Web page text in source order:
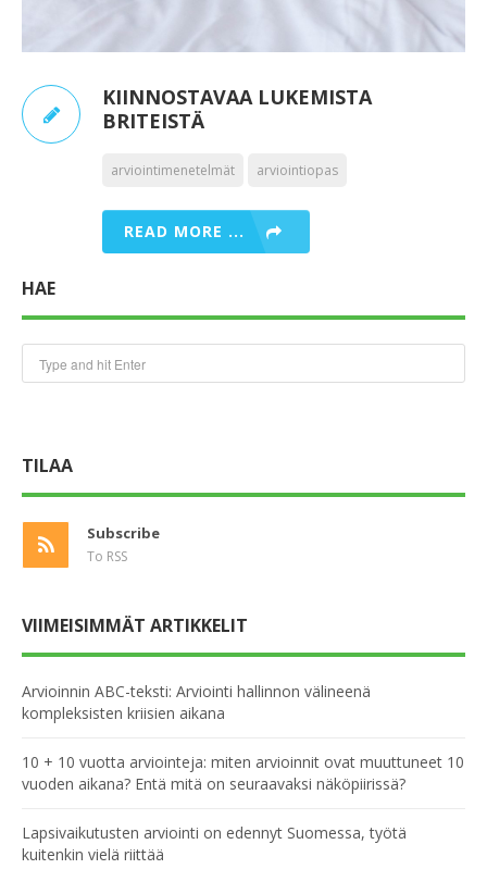
KIINNOSTAVAA LUKEMISTA
BRITEISTÄ
arviointimenetelmät arviointiopas
READ MORE ...
HAE
TILAA
Subscribe
To RSS
VIIMEISIMMÄT ARTIKKELIT
Arvioinnin ABC-teksti: Arviointi hallinnon välineenä
kompleksisten kriisien aikana
10 + 10 vuotta arviointeja: miten arvioinnit ovat muuttuneet 10
vuoden aikana? Entä mitä on seuraavaksi näköpiirissä?
Lapsivaikutusten arviointi on edennyt Suomessa, työtä
kuitenkin vielä riittää